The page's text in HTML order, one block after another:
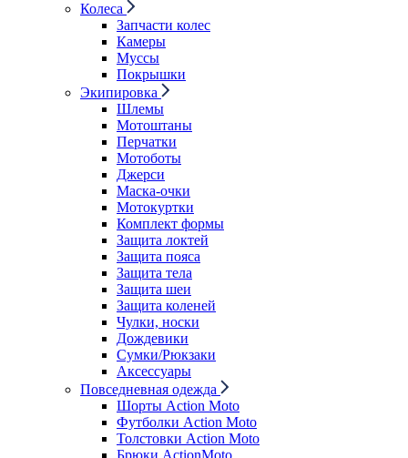
Колеса
Запчасти колес
Камеры
Муссы
Покрышки
Экипировка
Шлемы
Мотоштаны
Перчатки
Мотоботы
Джерси
Маска-очки
Мотокуртки
Комплект формы
Защита локтей
Защита пояса
Защита тела
Защита шеи
Защита коленей
Чулки, носки
Дождевики
Сумки/Рюкзаки
Аксессуары
Повседневная одежда
Шорты Action Moto
Футболки Action Moto
Толстовки Action Moto